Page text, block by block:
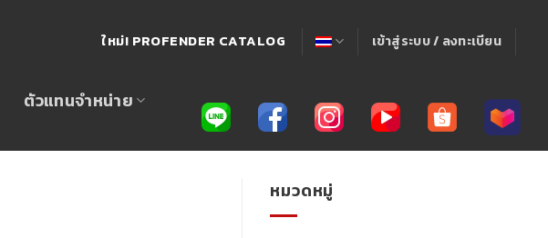
ใหม่! PROFENDER CATALOG เข้าสู่ระบบ / ลงทะเบียน
ตัวแทนจำหน่าย
หมวดหมู่